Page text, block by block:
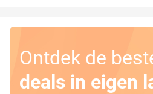
Ontdek de
deals in eigen